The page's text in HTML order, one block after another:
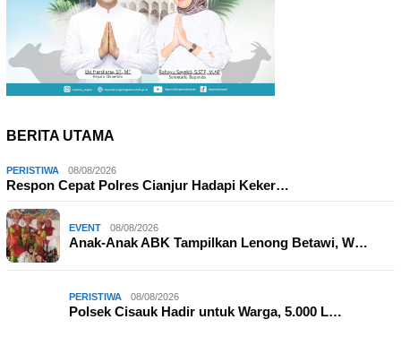
BERITA UTAMA
PERISTIWA 08/08/2026
Respon Cepat Polres Cianjur Hadapi Keker…
EVENT 08/08/2026
Anak-Anak ABK Tampilkan Lenong Betawi, W…
PERISTIWA 08/08/2026
Polsek Cisauk Hadir untuk Warga, 5.000 L…